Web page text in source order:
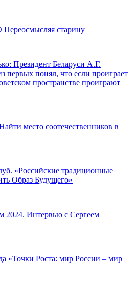
старину
Президент Беларуси А.Г.
первых понял, что если проиграет
пространстве проиграют
место соотечественников в
«Российские традиционные
Образ Будущего»
2024. Интервью с Сергеем
«Точки Роста: мир России – мир